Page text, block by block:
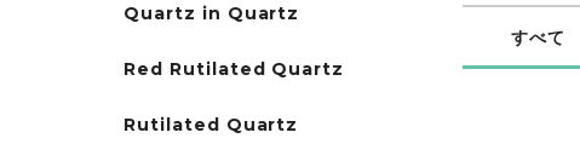
すべて
Quartz in Quartz
Red Rutilated Quartz
Rutilated Quartz